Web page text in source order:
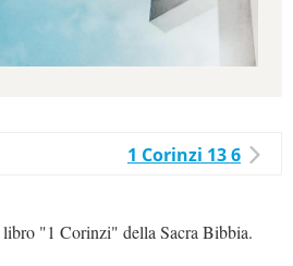
1 Corinzi 13 6
"1 Corinzi" della Sacra Bibbia.